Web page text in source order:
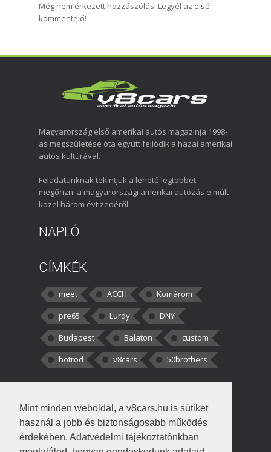
Mint minden weboldal, a v8cars.hu is sütiket
használ a jobb és biztonságosabb működés
érdekében. Adatvédelmi tájékoztatónkban
Még nem érkezett hozzászólás. Legyél az első
kommentelő!
Magyarország első amerikai autós magazinja 1998-
as megszületése óta együtt fejlődik a hazai amerikai
autós kultúrával.
Feladatunknak tekintjük a lehető legtöbbet
megőrizni a magyarországi amerikai autózás elmúlt
közel három évtizedéről.
NAPLÓ
CÍMKÉK
meet ACCH
Komárom
pre65
Lurdy
DNY
Budapest
Balaton
custom
hotrod
v8cars 50brothers
kortisz:Elszúrtam! Én csak két
darabbaal számoltam. Nem tudtam, hogy fél autót,